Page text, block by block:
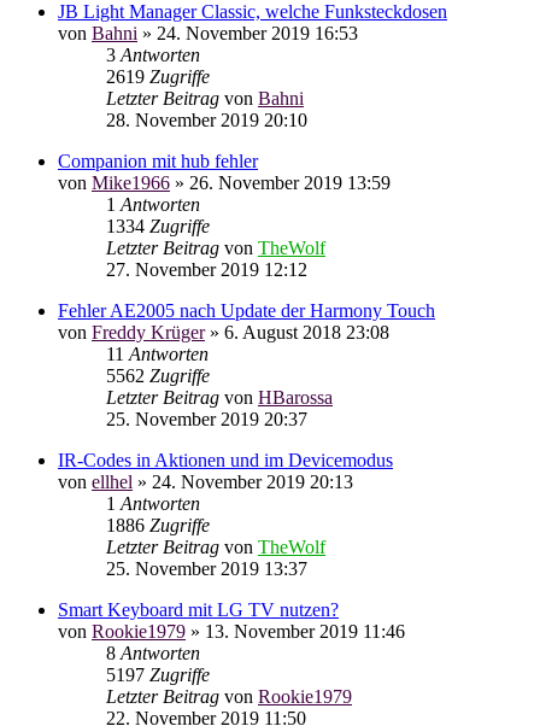
JB Light Manager Classic, welche Funksteckdosen
von Bahni » 24. November 2019 16:53
3 Antworten
2619 Zugriffe
Letzter Beitrag von Bahni
28. November 2019 20:10
Companion mit hub fehler
von Mike1966 » 26. November 2019 13:59
1 Antworten
1334 Zugriffe
Letzter Beitrag von TheWolf
27. November 2019 12:12
Fehler AE2005 nach Update der Harmony Touch
von Freddy Krüger» 6. August 2018 23:08
11 Antworten
5562 Zugriffe
Letzter Beitrag von HBarossa
25. November 2019 20:37
IR-Codes in Aktionen und im Devicemodus
von ellhel » 24. November 2019 20:13
1 Antworten
1886 Zugriffe
Letzter Beitrag von TheWolf
25. November 2019 13:37
Smart Keyboard mit LG TV nutzen?
von Rookie1979 » 13. November 2019 11:46
8 Antworten
5197 Zugriffe
Letzter Beitrag von Rookie1979
22. November 2019 11:50